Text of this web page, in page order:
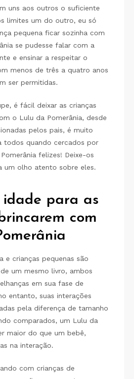
uns aos outros o suficiente
limites um do outro, eu só
pequena ficar sozinha com
se pudesse falar com a
e ensinar a respeitar o
menos de três a quatro anos
ser permitidas.
é fácil deixar as crianças
o Lulu da Pomerânia, desde
pelos pais, é muito
todos quando cercados por
felizes! Deixe-os
um olho atento sobre eles.
para as
com
e crianças pequenas são
um mesmo livro, ambos
em sua fase de
entanto, suas interações
pela diferença de tamanho
comparados, um Lulu da
maior do que um bebê,
na interação.
com crianças de